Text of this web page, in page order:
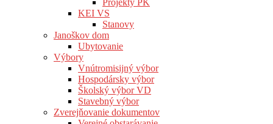
KEI VS
Stanovy
Janoškov dom
Ubytovanie
Výbory
Vnútromisijný výbor
Hospodársky výbor
Školský výbor VD
Stavebný výbor
Zverejňovanie dokumentov